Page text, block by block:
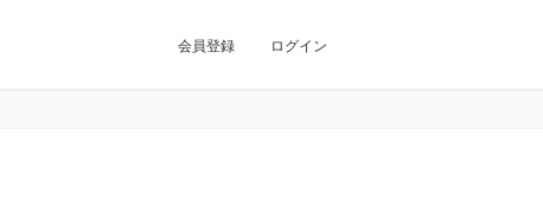
会員登録 ログイン